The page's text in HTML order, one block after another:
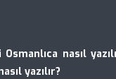
nasıl
yazılır?